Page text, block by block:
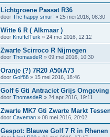
Lichtgroene Passat R36
door The happy smurf » 25 mei 2016, 08:30
Witte 6 R ( Alkmaar )
door KnuffelTurk » 24 mei 2016, 12:12
Zwarte Scirroco R Nijmegen
door ThomasdeR » 09 mei 2016, 10:30
Oranje (?) 7R20 A50/A73
door Golf88 » 15 mei 2016, 18:46
Golf 6 Gti Antraciet Grijs
door ThomasdeR » 24 apr 2016, 19:11
Zwarte MK7 Gti Zwarte Markt
door Caveman » 08 mei 2016, 20:02
Gespot: Blauwe Golf 7 R in Rhenen